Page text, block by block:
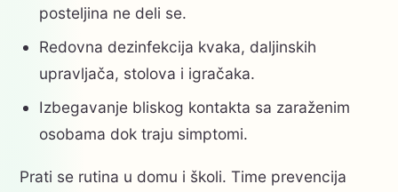
posteljina ne deli se.
Redovna dezinfekcija kvaka, daljinskih
upravljača, stolova i igračaka.
Izbegavanje bliskog kontakta sa zaraženim
osobama dok traju simptomi.
Prati se rutina u domu i školi. Time prevencija